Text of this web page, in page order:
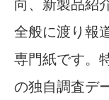
向、新製品紹
全般に渡り報
専門紙です。
の独自調査デ